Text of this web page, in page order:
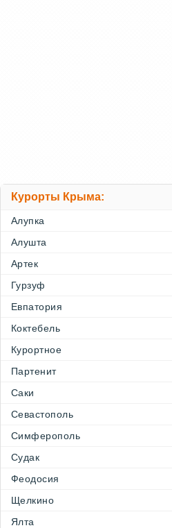
Курорты Крыма:
Алупка
Алушта
Артек
Гурзуф
Евпатория
Коктебель
Курортное
Партенит
Саки
Севастополь
Симферополь
Судак
Феодосия
Щелкино
Ялта